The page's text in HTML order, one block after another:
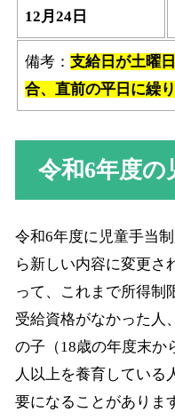
12月24日
備考：支給日が土曜
合、直前の平日に繰
令和6年度の
令和6年度に児童手当
ら新しい内容に変更さ
って、これまで所得制
受給資格がなかった人
の子（18歳の年度末か
人以上を養育している
要になることがありま